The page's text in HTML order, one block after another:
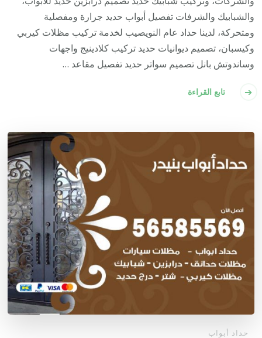
والشبابيك والشرفات تفصيل أبواب حديد جرارة ومفصلية
ومتحركة، لدينا حداد عام النويصيب لخدمة تركيب مظلات كيربي
وكيسبان، تصميم ديوانيات حديد تركيب كلادينيج واجهات
وساندوتش بانل تصميم سواتر حديد تفصيل مقاعد …
تابع القراءة
حداد أبواب